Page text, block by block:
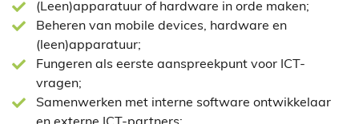
(Leen)apparatuur of hardware in orde maken;
Beheren van mobile devices, hardware en
(leen)apparatuur;
Fungeren als eerste aanspreekpunt voor ICT-
vragen;
Samenwerken met interne software ontwikkelaar